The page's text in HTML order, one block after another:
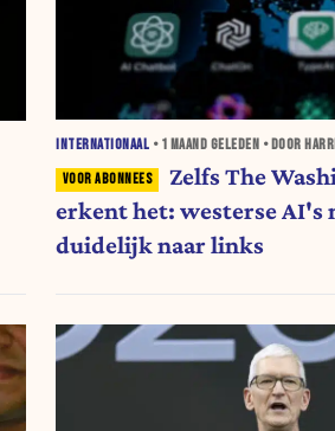
INTERNATIONAAL • 1 MAAND GELEDEN • DOOR
Zelfs The
erkent het: westerse AI's
duidelijk naar links